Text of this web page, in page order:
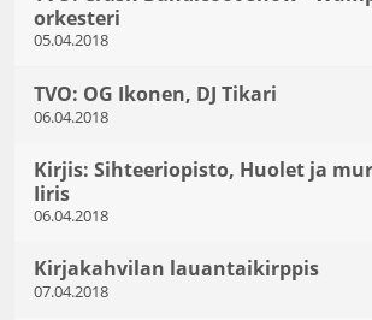
orkesteri
05.04.2018
TVO: OG Ikonen, DJ Tikari
06.04.2018
Kirjis: Sihteeriopisto, Huolet ja
Iiris
06.04.2018
Kirjakahvilan lauantaikirppis
07.04.2018